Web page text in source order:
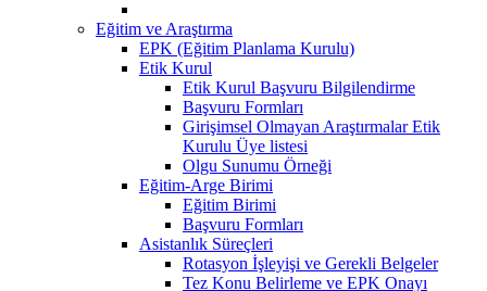
Eğitim ve Araştırma
EPK (Eğitim Planlama Kurulu)
Etik Kurul
Etik Kurul Başvuru Bilgilendirme
Başvuru Formları
Girişimsel Olmayan Araştırmalar Etik
Kurulu Üye listesi
Olgu Sunumu Örneği
Eğitim-Arge Birimi
Eğitim Birimi
Başvuru Formları
Asistanlık Süreçleri
Rotasyon İşleyişi ve Gerekli Belgeler
Tez Konu Belirleme ve EPK Onayı